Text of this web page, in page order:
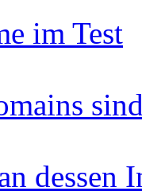
im Test
dessen